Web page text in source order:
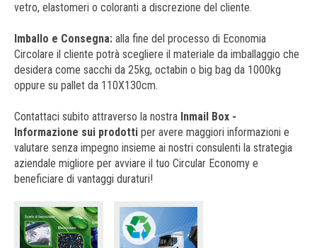
vetro, elastomeri o coloranti a discrezione del cliente.
Imballo e Consegna: alla fine del processo di Economia
Circolare il cliente potrà scegliere il materiale da imballaggio che
desidera come sacchi da 25kg, octabin o big bag da 1000kg
oppure su pallet da 110X130cm.
Contattaci subito attraverso la nostra Inmail Box -
Informazione sui prodotti per avere maggiori informazioni e
valutare senza impegno insieme ai nostri consulenti la strategia
aziendale migliore per avviare il tuo Circular Economy e
beneficiare di vantaggi duraturi!